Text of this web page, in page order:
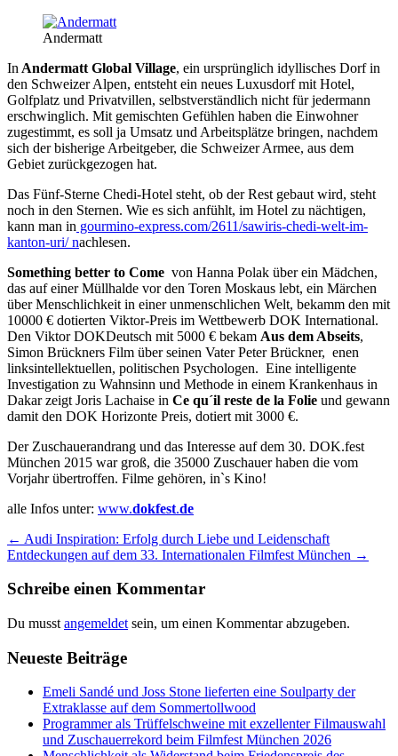
Andermatt
In Andermatt Global Village, ein ursprünglich idyllisches Dorf in
den Schweizer Alpen, entsteht ein neues Luxusdorf mit Hotel,
Golfplatz und Privatvillen, selbstverständlich nicht für jedermann
erschwinglich. Mit gemischten Gefühlen haben die Einwohner
zugestimmt, es soll ja Umsatz und Arbeitsplätze bringen, nachdem
sich der bisherige Arbeitgeber, die Schweizer Armee, aus dem
Gebiet zurückgezogen hat.
Das Fünf-Sterne Chedi-Hotel steht, ob der Rest gebaut wird, steht
noch in den Sternen. Wie es sich anfühlt, im Hotel zu nächtigen,
kann man in gourmino-express.com/2611/sawiris-chedi-welt-im-
kanton-uri/nachlesen.
Something better to Come von Hanna Polak über ein Mädchen,
das auf einer Müllhalde vor den Toren Moskaus lebt, ein Märchen
über Menschlichkeit in einer unmenschlichen Welt, bekamm den mit
10000 € dotierten Viktor-Preis im Wettbewerb DOK International.
Den Viktor DOKDeutsch mit 5000 € bekam Aus dem Abseits,
Simon Brückners Film über seinen Vater Peter Brückner, enen
linksintellektuellen, politischen Psychologen. Eine intelligente
Investigation zu Wahnsinn und Methode in einem Krankenhaus in
Dakar zeigt Joris Lachaise in Ce qu´il reste de la Folie und gewann
damit den DOK Horizonte Preis, dotiert mit 3000 €.
Der Zuschauerandrang und das Interesse auf dem 30. DOK.fest
München 2015 war groß, die 35000 Zuschauer haben die vom
Vorjahr übertroffen. Filme gehören, in`s Kino!
alle Infos unter: www.dokfest.de
Beitrags-
Navigation
← Audi Inspiration: Erfolg durch Liebe und Leidenschaft
Entdeckungen auf dem 33. Internationalen Filmfest München →
Schreibe einen Kommentar
Du musst angemeldet sein, um einen Kommentar abzugeben.
Neueste Beiträge
Emeli Sandé und Joss Stone lieferten eine Soulparty der
Extraklasse auf dem Sommertollwood
Programmer als Trüffelschweine mit exzellenter Filmauswahl
und Zuschauerrekord beim Filmfest München 2026